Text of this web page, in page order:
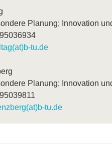
Planung; Innovation
tu.de
Planung; Innovation
tu.de